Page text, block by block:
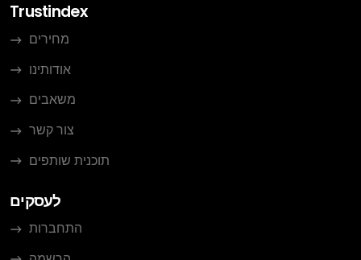
Trustindex
מחירים
אודותינו
משאבים
צור קשר
תוכנית שותפים
לעסקים
התחברות